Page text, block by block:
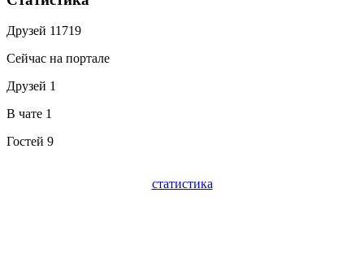
Друзей 11719
Сейчас на портале
Друзей 1
В чате 1
Гостей 9
статистика